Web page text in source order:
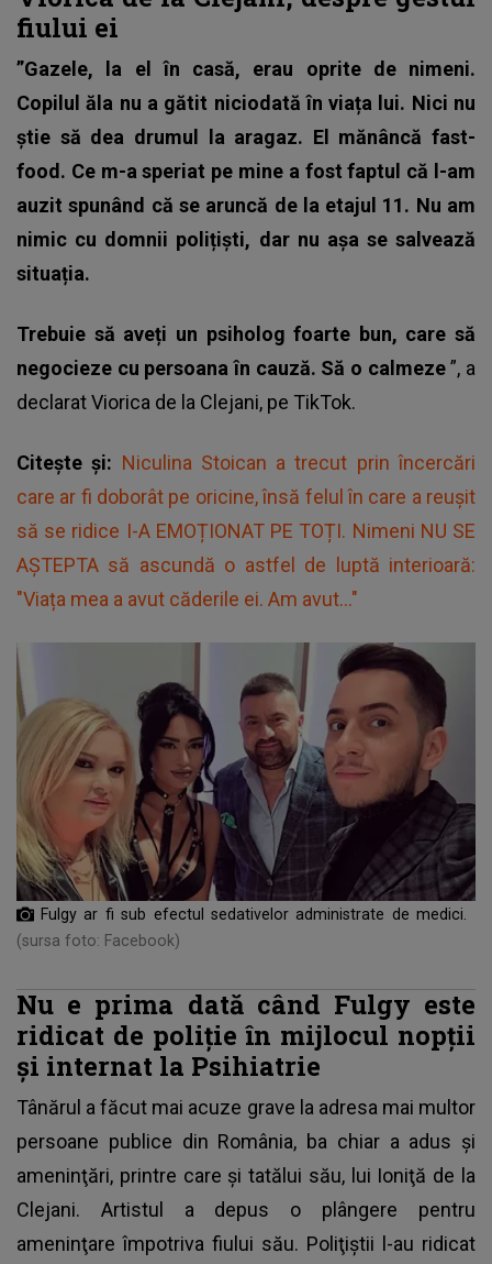
fiului ei
”Gazele, la el în casă, erau oprite de nimeni.
Copilul ăla nu a gătit niciodată în viața lui. Nici nu
știe să dea drumul la aragaz. El mănâncă fast-
food. Ce m-a speriat pe mine a fost faptul că l-am
auzit spunând că se aruncă de la etajul 11. Nu am
nimic cu domnii polițiști, dar nu așa se salvează
situația.
Trebuie să aveți un psiholog foarte bun, care să
negocieze cu persoana în cauză. Să o calmeze”, a
declarat Viorica de la Clejani, pe TikTok.
Citește și: Niculina Stoican a trecut prin încercări
care ar fi doborât pe oricine, însă felul în care a reușit
să se ridice I-A EMOȚIONAT PE TOȚI. Nimeni NU SE
AȘTEPTA să ascundă o astfel de luptă interioară:
"Viața mea a avut căderile ei. Am avut..."
Fulgy ar fi sub efectul sedativelor administrate de medici.
(sursa foto: Facebook)
Nu e prima dată când Fulgy este
ridicat de poliție în mijlocul nopții
și internat la Psihiatrie
Tânărul a făcut mai acuze grave la adresa mai multor
persoane publice din România, ba chiar a adus şi
ameninţări, printre care şi tatălui său, lui Ioniţă de la
Clejani. Artistul a depus o plângere pentru
ameninţare împotriva fiului său. Poliţiştii l-au ridicat